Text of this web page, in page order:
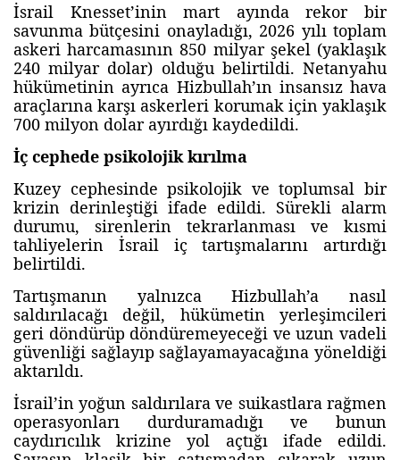
İsrail Knesset’inin mart ayında rekor bir
savunma bütçesini onayladığı, 2026 yılı toplam
askeri harcamasının 850 milyar şekel (yaklaşık
240 milyar dolar) olduğu belirtildi. Netanyahu
hükümetinin ayrıca Hizbullah’ın insansız hava
araçlarına karşı askerleri korumak için yaklaşık
700 milyon dolar ayırdığı kaydedildi.
İç cephede psikolojik kırılma
Kuzey cephesinde psikolojik ve toplumsal bir
krizin derinleştiği ifade edildi. Sürekli alarm
durumu, sirenlerin tekrarlanması ve kısmi
tahliyelerin İsrail iç tartışmalarını artırdığı
belirtildi.
Tartışmanın yalnızca Hizbullah’a nasıl
saldırılacağı değil, hükümetin yerleşimcileri
geri döndürüp döndüremeyeceği ve uzun vadeli
güvenliği sağlayıp sağlayamayacağına yöneldiği
aktarıldı.
İsrail’in yoğun saldırılara ve suikastlara rağmen
operasyonları durduramadığı ve bunun
caydırıcılık krizine yol açtığı ifade edildi.